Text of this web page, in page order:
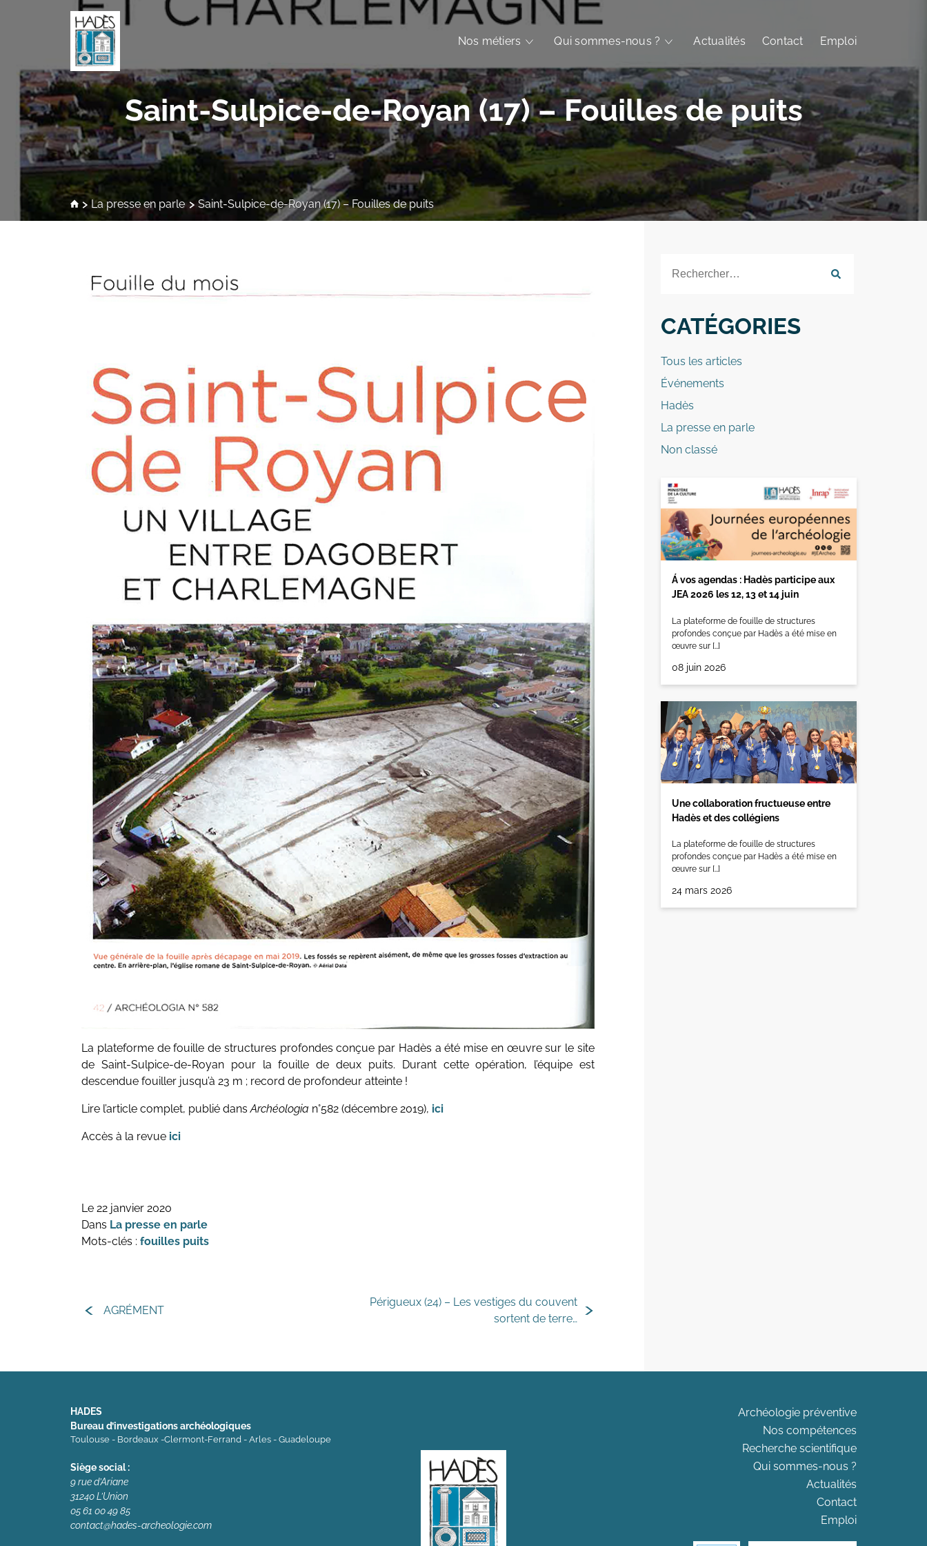
Nos métiers Qui sommes-nous ? Actualités Contact Emploi
Saint-Sulpice-de-Royan (17) – Fouilles de puits
La presse en parle Saint-Sulpice-de-Royan (17) – Fouilles de puits
La plateforme de fouille de structures profondes conçue par Hadès a été mise en œuvre sur le site
de Saint-Sulpice-de-Royan pour la fouille de deux puits. Durant cette opération, l’équipe est
descendue fouiller jusqu’à 23 m ; record de profondeur atteinte !
Lire l’article complet, publié dansArchéologia n°582 (décembre 2019), ici
Accès à la revue ici
Le 22 janvier 2020
Dans La presse en parle
Mots-clés : fouilles puits
AGRÉMENT
Périgueux (24) – Les vestiges du couvent
sortent de terre…
CATÉGORIES
Tous les articles
Événements
Hadès
La presse en parle
Non classé
Á vos agendas : Hadès participe aux
JEA 2026 les 12, 13 et 14 juin
La plateforme de fouille de structures
profondes conçue par Hadès a été mise en
œuvre sur […]
08 juin 2026
Une collaboration fructueuse entre
Hadès et des collégiens
La plateforme de fouille de structures
profondes conçue par Hadès a été mise en
œuvre sur […]
24 mars 2026
HADES
Bureau d’investigations archéologiques
Toulouse - Bordeaux -Clermont-Ferrand - Arles - Guadeloupe
Siège social :
9 rue d’Ariane
31240 L’Union
05 61 00 49 85
contact@hades-archeologie.com
Archéologie préventive
Nos compétences
Recherche scientifique
Qui sommes-nous ?
Actualités
Contact
Emploi